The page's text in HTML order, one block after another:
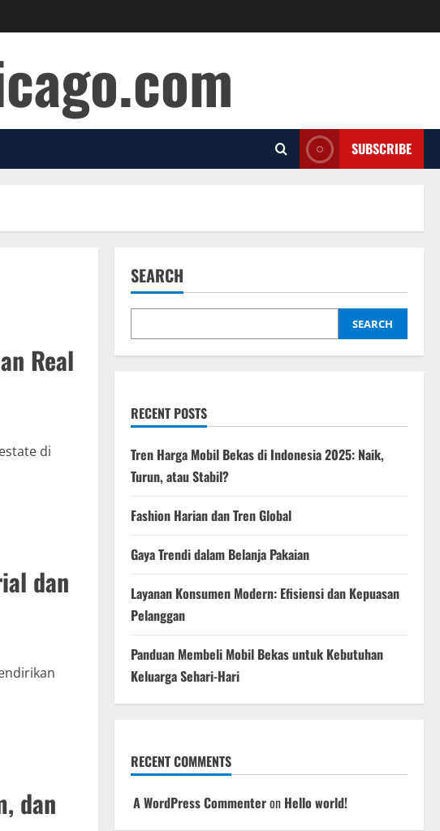
SUBSCRIBE
Real
di
dan
dan
SEARCH
SEARCH
RECENT POSTS
Tren Harga Mobil Bekas di Indonesia 2025: Naik,
Turun, atau Stabil?
Fashion Harian dan Tren Global
Gaya Trendi dalam Belanja Pakaian
Layanan Konsumen Modern: Efisiensi dan Kepuasan
Pelanggan
Panduan Membeli Mobil Bekas untuk Kebutuhan
Keluarga Sehari-Hari
RECENT COMMENTS
A WordPress Commenteron Hello world!